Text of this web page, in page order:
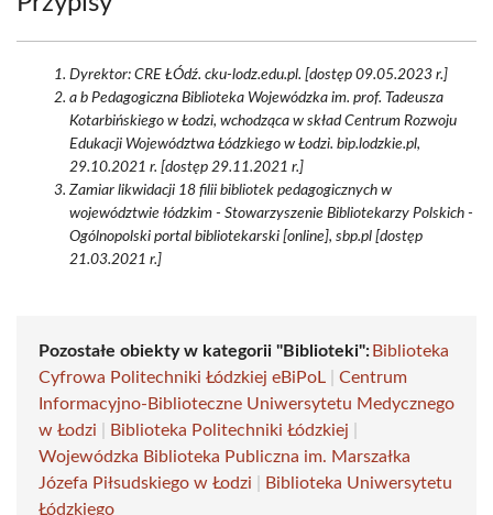
Dyrektor: CRE ŁÓdź. cku-lodz.edu.pl. [dostęp 09.05.2023 r.]
a b Pedagogiczna Biblioteka Wojewódzka im. prof. Tadeusza
Kotarbińskiego w Łodzi, wchodząca w skład Centrum Rozwoju
Edukacji Województwa Łódzkiego w Łodzi. bip.lodzkie.pl,
29.10.2021 r. [dostęp 29.11.2021 r.]
Zamiar likwidacji 18 filii bibliotek pedagogicznych w
województwie łódzkim - Stowarzyszenie Bibliotekarzy Polskich -
Ogólnopolski portal bibliotekarski [online], sbp.pl [dostęp
21.03.2021 r.]
Pozostałe obiekty w kategorii "Biblioteki": Biblioteka
Cyfrowa Politechniki Łódzkiej eBiPoL
Centrum
Informacyjno-Biblioteczne Uniwersytetu Medycznego
w Łodzi
Biblioteka Politechniki Łódzkiej
Wojewódzka Biblioteka Publiczna im. Marszałka
Józefa Piłsudskiego w Łodzi
Biblioteka Uniwersytetu
Łódzkiego